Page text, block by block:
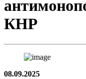
КНР
08.09.2025